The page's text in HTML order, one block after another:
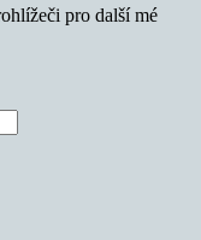
pro další mé